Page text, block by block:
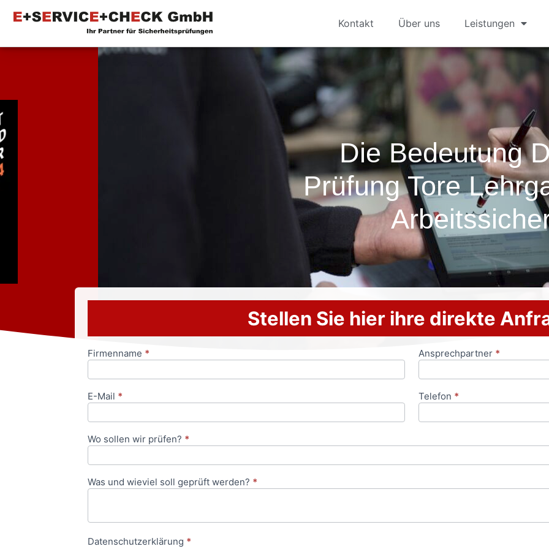
Kontakt Über uns Leistungen
Die Bedeutung
Prüfung Tore
Stellen Sie hier ihre direkte
Anfrageformular
Firmenname * Ansprechpartner *
E-Mail * Telefon *
Wo sollen wir prüfen? *
Was und wieviel soll geprüft werden? *
Datenschutzerklärung *